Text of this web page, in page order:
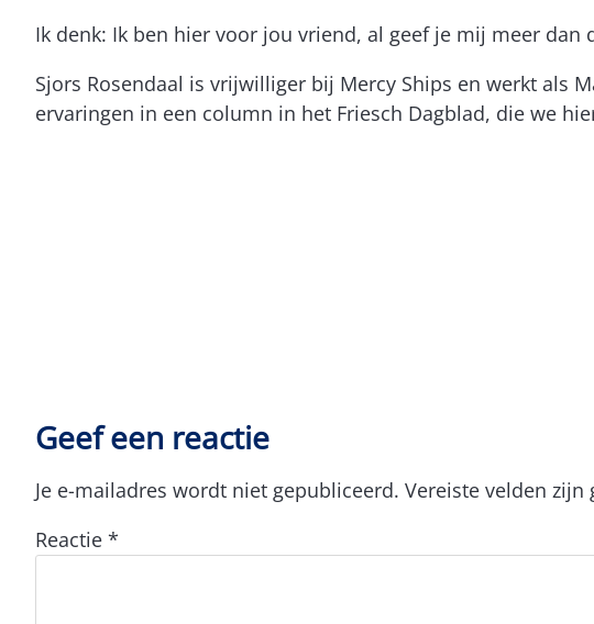
Ik denk: Ik ben hier voor jou vriend, al geef je mij meer dan
Sjors Rosendaal is vrijwilliger bij Mercy Ships en werkt als
ervaringen in een column in het Friesch Dagblad, die we
Geef een reactie
Je e-mailadres wordt niet gepubliceerd. Vereiste velden zijn
Reactie *